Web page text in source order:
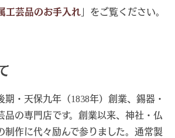
工芸品のお手入れ 」をご覧ください。
・天保九年（1838年）創業、錫器・
品の専門店です。創業以来、神社・仏
制作に代々励んで参りました。通常製